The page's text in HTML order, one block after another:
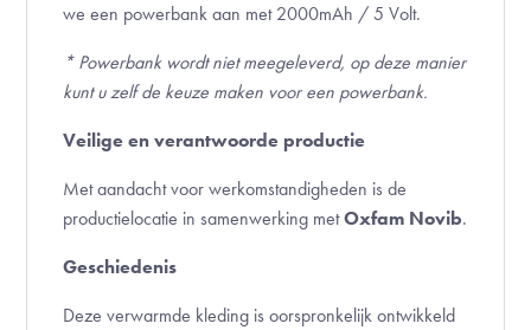
we een powerbank aan met 2000mAh / 5 Volt.
* Powerbank wordt niet meegeleverd, op deze manier
kunt u zelf de keuze maken voor een powerbank.
Veilige en verantwoorde productie
Met aandacht voor werkomstandigheden is de
productielocatie in samenwerking metOxfam Novib.
Geschiedenis
Deze verwarmde kleding is oorspronkelijk ontwikkeld